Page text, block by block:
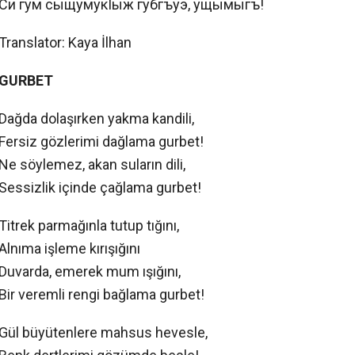
гум сыщумукIыж губгъуэ, ущымыгъ!
Kaya İlhan
dolaşırken yakma kandili,
gözlerimi dağlama gurbet!
söylemez, akan suların dili,
içinde çağlama gurbet!
parmağınla tutup tığını,
işleme kırışığını
emerek mum ışığını,
veremli rengi bağlama gurbet!
büyütenlere mahsus hevesle,